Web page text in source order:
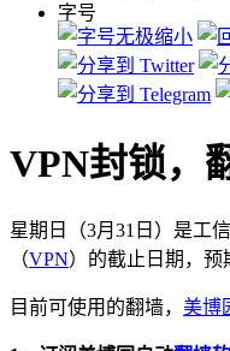
字号
VPN封锁，
星期日（3月31日）是工
（VPN）的截止日期，预
目前可使用的翻墙， 美博